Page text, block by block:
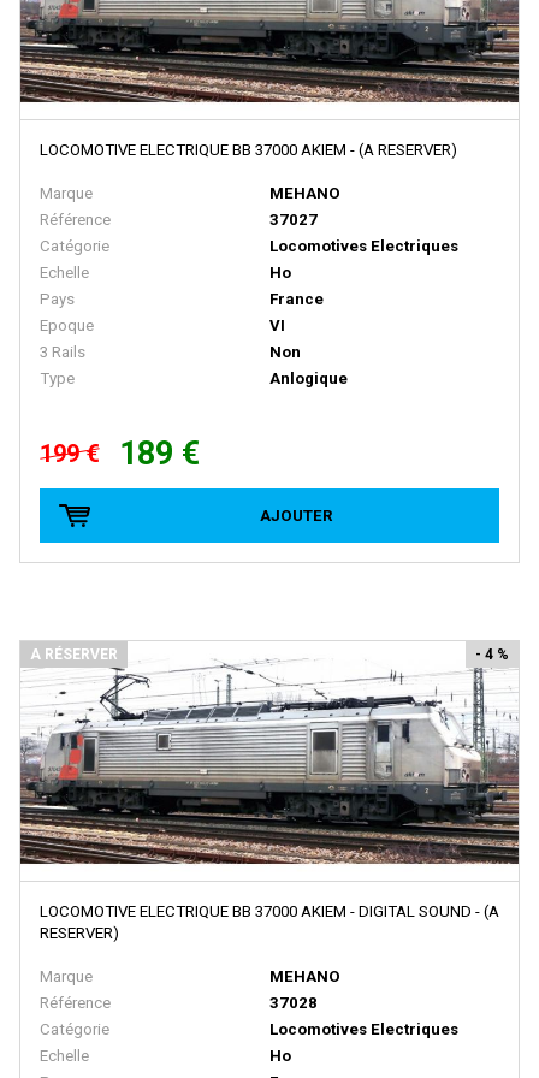
MODELLBAHN UNION
Model Loco
MODEL POWER
MODEL SCENE
Motorart
Mougel
MTH
MTR EXCLUSIVE
NCE
NEO
NLOOK
NME
Norev
NOVATEUR MODELES
NPE SHOWCARS
NZG
ORANGUTAN MODEL
Oskar
Oxford
PANIER
PARSIFAL
PAUL'S MODEL ART
LOCOMOTIVE ELECTRIQUE BB 37000 AKIEM - (A RESERVER)
Marque
MEHANO
Référence
37027
Catégorie
Locomotives Electriques
Echelle
Ho
Pays
France
Epoque
VI
3 Rails
Non
Type
Anlogique
199 € 189 €
AJOUTER
A RÉSERVER
LOCOMOTIVE ELECTRIQUE BB 37000 AKIEM - DIGITAL SOUND - (A
RESERVER)
Marque
MEHANO
Référence
37028
Catégorie
Locomotives Electriques
Echelle
Ho
- 4 %